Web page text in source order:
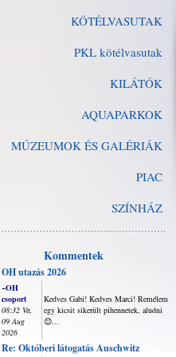
KÖTÉLVASUTAK
PKL kötélvasutak
KILÁTÓK
AQUAPARKOK
MÚZEUMOK ÉS GALÉRIÁK
PIAC
SZÍNHÁZ
Kommentek
OH utazás 2026
~OH
csoport
08:32 Va,
09 Aug
2026
Kedves Gabi! Kedves Marci! Remélem
egy kicsit sikerült pihennetek, aludni
😊...
Re: Októberi látogatás Auschwitz